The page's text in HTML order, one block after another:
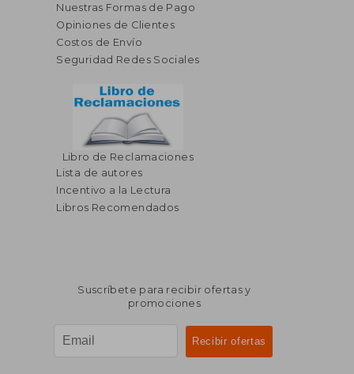
Nuestras Formas de Pago
Opiniones de Clientes
Costos de Envío
Seguridad Redes Sociales
Libro de Reclamaciones
Lista de autores
Incentivo a la Lectura
Libros Recomendados
Suscríbete para recibir ofertas y
promociones